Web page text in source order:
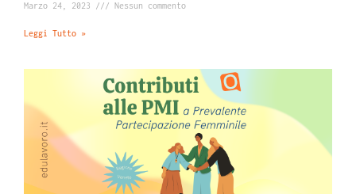
Marzo 24, 2023 Nessun commento
Leggi Tutto »